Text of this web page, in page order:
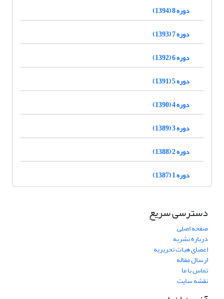
دوره 8 (1394)
دوره 7 (1393)
دوره 6 (1392)
دوره 5 (1391)
دوره 4 (1390)
دوره 3 (1389)
دوره 2 (1388)
دوره 1 (1387)
دسترسی سریع
صفحه اصلی
درباره نشریه
اعضای هیات تحریریه
ارسال مقاله
تماس با ما
نقشه سایت